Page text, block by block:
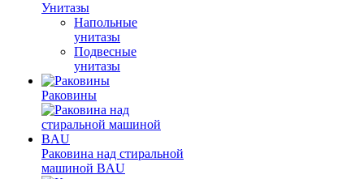
Унитазы
Напольные
унитазы
Подвесные
унитазы
Раковины
Раковина над стиральной
машиной BAU